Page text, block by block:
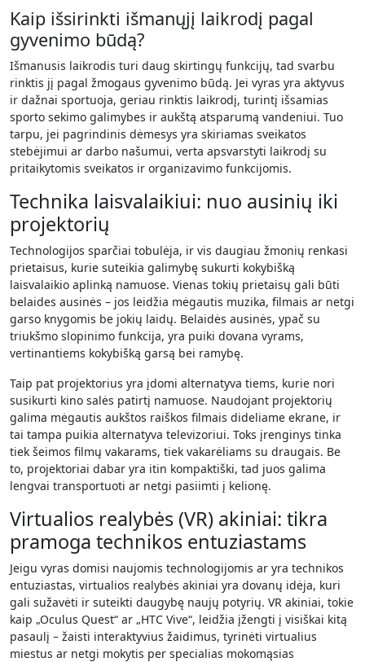
Kaip išsirinkti išmanųjį laikrodį pagal
gyvenimo būdą?
Išmanusis laikrodis turi daug skirtingų funkcijų, tad svarbu
rinktis jį pagal žmogaus gyvenimo būdą. Jei vyras yra aktyvus
ir dažnai sportuoja, geriau rinktis laikrodį, turintį išsamias
sporto sekimo galimybes ir aukštą atsparumą vandeniui. Tuo
tarpu, jei pagrindinis dėmesys yra skiriamas sveikatos
stebėjimui ar darbo našumui, verta apsvarstyti laikrodį su
pritaikytomis sveikatos ir organizavimo funkcijomis.
Technika laisvalaikiui: nuo ausinių iki
projektorių
Technologijos sparčiai tobulėja, ir vis daugiau žmonių renkasi
prietaisus, kurie suteikia galimybę sukurti kokybišką
laisvalaikio aplinką namuose. Vienas tokių prietaisų gali būti
belaides ausinės – jos leidžia mėgautis muzika, filmais ar netgi
garso knygomis be jokių laidų. Belaidės ausinės, ypač su
triukšmo slopinimo funkcija, yra puiki dovana vyrams,
vertinantiems kokybišką garsą bei ramybę.
Taip pat projektorius yra įdomi alternatyva tiems, kurie nori
susikurti kino salės patirtį namuose. Naudojant projektorių
galima mėgautis aukštos raiškos filmais dideliame ekrane, ir
tai tampa puikia alternatyva televizoriui. Toks įrenginys tinka
tiek šeimos filmų vakarams, tiek vakarėliams su draugais. Be
to, projektoriai dabar yra itin kompaktiški, tad juos galima
lengvai transportuoti ar netgi pasiimti į kelionę.
Virtualios realybės (VR) akiniai: tikra
pramoga technikos entuziastams
Jeigu vyras domisi naujomis technologijomis ar yra technikos
entuziastas, virtualios realybės akiniai yra dovanų idėja, kuri
gali sužavėti ir suteikti daugybę naujų potyrių. VR akiniai, tokie
kaip „Oculus Quest“ ar „HTC Vive“, leidžia įžengti į visiškai kitą
pasaulį – žaisti interaktyvius žaidimus, tyrinėti virtualius
miestus ar netgi mokytis per specialias mokomąsias